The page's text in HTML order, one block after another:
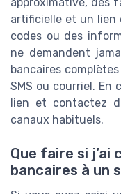
artificielle et un lien
codes ou des
ne demandent
bancaires
SMS ou courriel. En
lien et contactez
canaux habituels.
Que faire si j’ai
bancaires à un